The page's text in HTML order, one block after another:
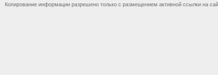
Копирование информации разрешено только с размещением активной ссылки на